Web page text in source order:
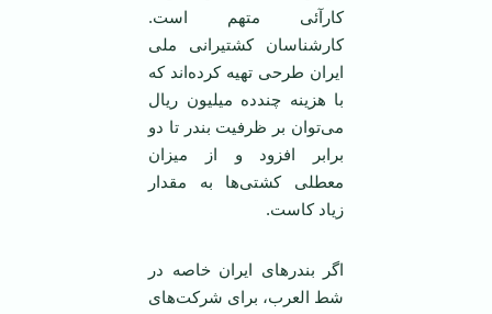
کارآئی متهم است.
کارشناسان کشتيرانی ملی
ايران طرحی تهيه کرده‌اند که
با هزينه چندده ميليون ريال
می‌توان بر ظرفيت بندر تا دو
برابر افزود و از ميزان
معطلی کشتی‌ها به مقدار
زياد کاست.
اگر بندرهای ايران خاصه در
شط العرب، برای شرکت‌های